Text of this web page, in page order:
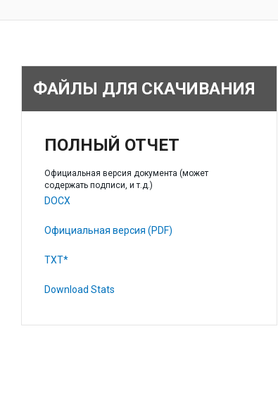
ФАЙЛЫ ДЛЯ СКАЧИВАНИЯ
ПОЛНЫЙ ОТЧЕТ
Официальная версия документа (может
содержать подписи, и т.д.)
DOCX
Официальная версия (PDF)
TXT*
Download Stats